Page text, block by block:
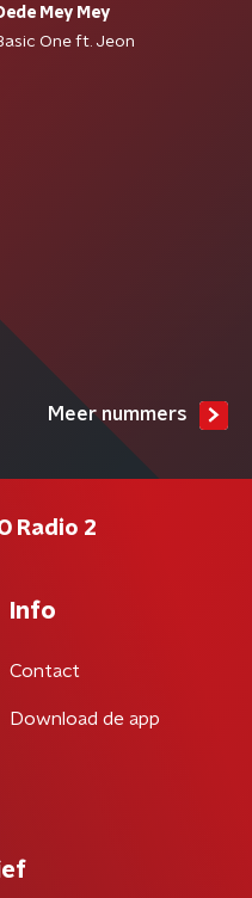
Mey Mey
One ft. Jeon
Meer nummers
Radio 2
Info
Contact
Download de app